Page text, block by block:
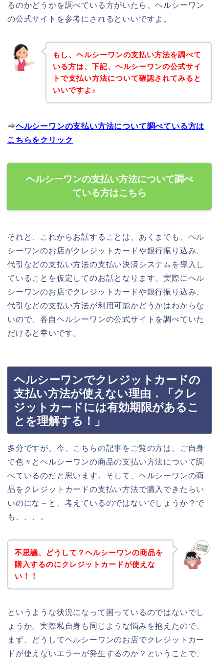
るのかどうかを調べている方がいたら、ヘルシーワン
の公式サイトを参考にされるといいですよ。
もし、ヘルシーワンの支払い方法を調べて
いる方は、下記、ヘルシーワンの公式サイ
トで支払い方法について確認されてみると
いいですよ♪
⇒ヘルシーワンの支払い方法について調べている方は
こちらをクリック
ヘルシーワンの支払い方法について調べ
ている方はこちら
それと、これからお話することは、あくまでも、ヘル
シーワンのお店がクレジットカードや銀行振り込み、
代引などの支払い方法の支払い決済システムを導入し
ていることを仮定してのお話となります。実際にヘル
シーワンのお店でクレジットカードや銀行振り込み、
代引などの支払い方法が利用可能かどうかはわからな
いので、各自ヘルシーワンの公式サイトを調べていた
だけると幸いです。
ヘルシーワンでクレジットカードの
支払い方法が使えない理由．「クレ
ジットカードには有効期限があるこ
とを理解する！」
多分ですが、今、こちらの記事をご覧の方は、ご自身
で色々とヘルシーワンの商品の支払い方法について調
べているのだと思います。そして、ヘルシーワンの商
品をクレジットカードの支払い方法で購入できたらい
いのにな～と、考えているのではないでしょうか？で
も、、、。
不思議、どうして？ヘルシーワンの商品を
購入するのにクレジットカードが使えな
い！！
というような状況になって困っているのではないでし
ょうか。実際私自身も同じような悩みを抱えたので、
まず、どうしてヘルシーワンのお店でクレジットカー
ドが使えないエラーが発生するのか？ということで、